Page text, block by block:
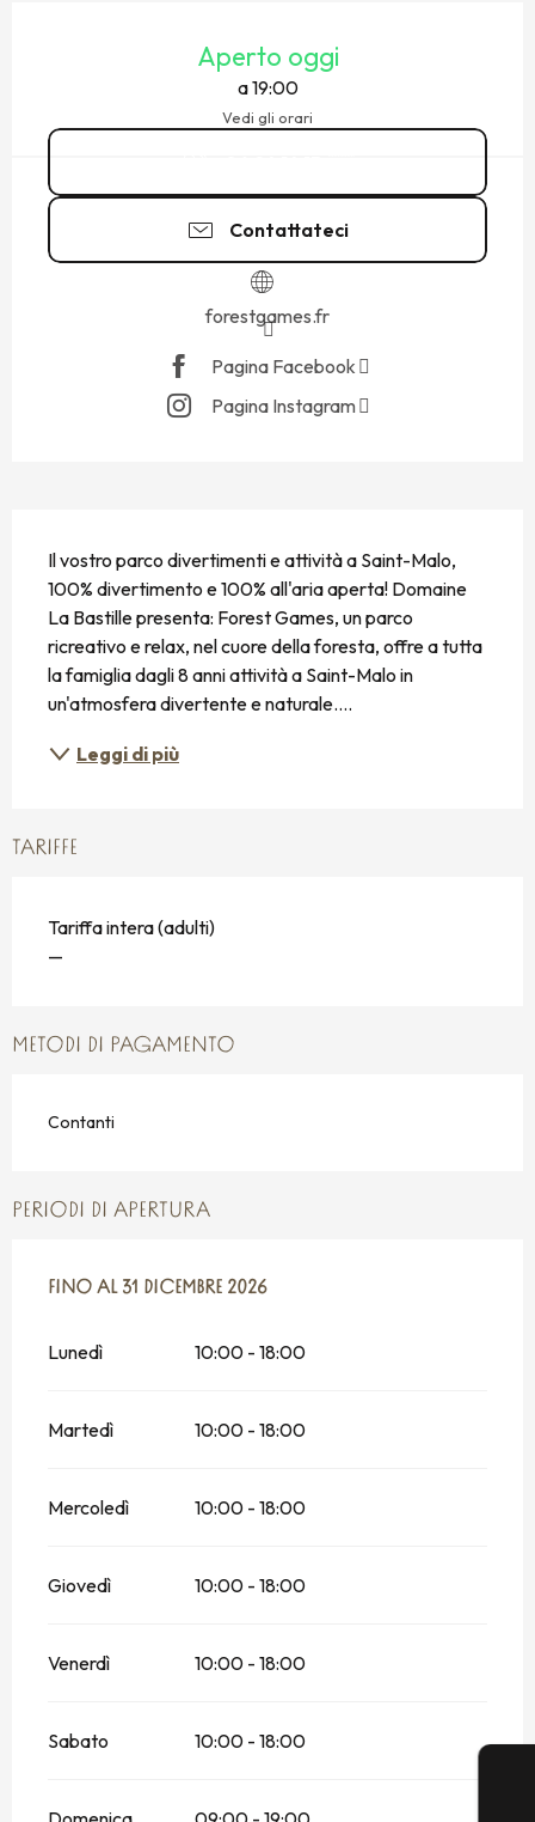
Aperto oggi
a 19:00
Vedi gli orari
Contattateci
forestgames.fr
Pagina Facebook
Pagina Instagram
Il vostro parco divertimenti e attività a Saint-Malo,
100% divertimento e 100% all'aria aperta! Domaine
La Bastille presenta: Forest Games, un parco
ricreativo e relax, nel cuore della foresta, offre a tutta
la famiglia dagli 8 anni attività a Saint-Malo in
un'atmosfera divertente e naturale....
Leggi di più
TARIFFE
Tariffa intera (adulti)
—
METODI DI PAGAMENTO
Contanti
PERIODI DI APERTURA
DAL25 FEBBRAIO 2026AL31 DICEMBRE 2026
FINO AL31 DICEMBRE 2026
Lunedì 10:00 - 18:00
Martedì 10:00 - 18:00
Mercoledì 10:00 - 18:00
Giovedì 10:00 - 18:00
Venerdì 10:00 - 18:00
Sabato 10:00 - 18:00